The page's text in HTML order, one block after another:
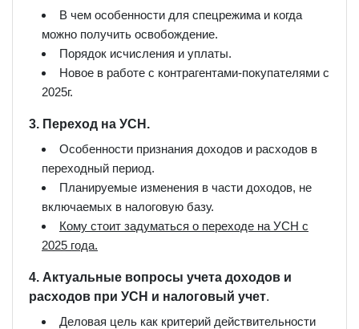
В чем особенности для спецрежима и когда
можно получить освобождение.
Порядок исчисления и уплаты.
Новое в работе с контрагентами-покупателями с
2025г.
3. Переход на УСН.
Особенности признания доходов и расходов в
переходный период.
Планируемые изменения в части доходов, не
включаемых в налоговую базу.
Кому стоит задуматься о переходе на УСН с
2025 года.
4. Актуальные вопросы учета доходов и
расходов при УСН и налоговый учет.
Деловая цель как критерий действительности